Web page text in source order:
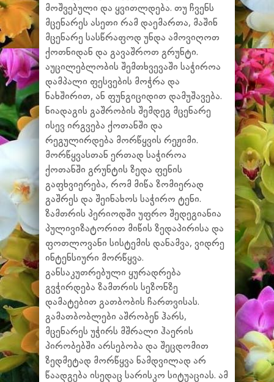
მოშვებული და ყვითლდება. თუ ჩვენს
მცენარეს ასეთი რამ დაემართა, მაშინ
მცენარე სასწრაფოდ უნდა ამოვიღოთ
ქოთნიდან და გავაშროთ გრუნტი.
აუცილებლობის შემთხვევაში საჭიროა
დამპალი ფესვების მოჭრა და
ნახშირით, ან ფუნგიციდით დამუშავება.
ნიადაგის გაშრობის შემდეგ მცენარე
ისევ ირგვება ქოთანში და
რეგულირდება მორწყვის რეჟიმი.
მორწყვასთან ერთად საჭიროა
ქოთანში გრუნტის ზედა ფენის
გაფხვიერება, რომ მიწა ზომიერად
გაშრეს და შეინახოს საჭირო ტენი.
ზამთრის პერიოდში უფრო შედეგიანია
პულივიზატორით მიწის ზედაპირისა და
ფოთლოვანი სისტემის დანამვა, ვიდრე
ინტენსიური მორწყვა.
განსაკუთრებული ყურადრება
გვჭირდება ზამთრის სეზონზე
დამატებით გათბობის ჩართვისას.
გამათბობლები აშრობენ ჰარს,
მცენარეს უჭირს მშრალი ჰაერის
პირობებში არსებობა და შეცდომით
ზედმეტად მორწყვა ნამდვილად არ
წაადგება ისედაც სარისკო სიტუაციას. ამ